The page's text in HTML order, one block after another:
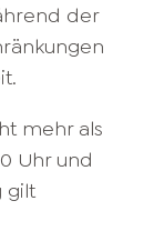
der
mehr als
Uhr und
gilt